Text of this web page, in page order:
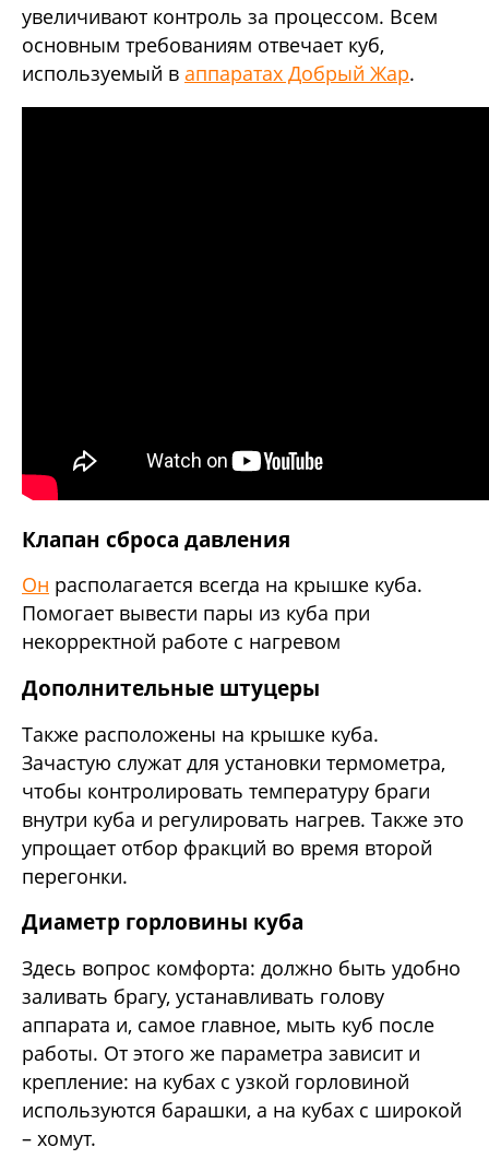
увеличивают контроль за процессом. Всем
основным требованиям отвечает куб,
используемый в аппаратах Добрый Жар.
Клапан сброса давления
Он располагается всегда на крышке куба.
Помогает вывести пары из куба при
некорректной работе с нагревом
Дополнительные штуцеры
Также расположены на крышке куба.
Зачастую служат для установки термометра,
чтобы контролировать температуру браги
внутри куба и регулировать нагрев. Также это
упрощает отбор фракций во время второй
перегонки.
Диаметр горловины куба
Здесь вопрос комфорта: должно быть удобно
заливать брагу, устанавливать голову
аппарата и, самое главное, мыть куб после
работы. От этого же параметра зависит и
крепление: на кубах с узкой горловиной
используются барашки, а на кубах с широкой
– хомут.